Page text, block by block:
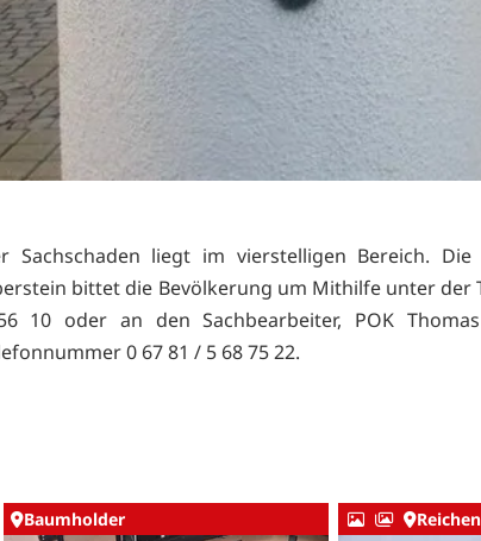
Sachschaden liegt im vierstelligen Bereich. Die
bittet die Bevölkerung um Mithilfe unter der
10 oder an den Sachbearbeiter, POK
0 67 81 / 5 68 75 22.
Baumholder